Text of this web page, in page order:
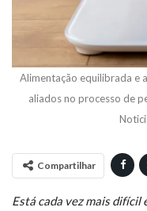
Alimentação equilibrada e
aliados no processo de
Compartilhar
Está cada vez mais difícil